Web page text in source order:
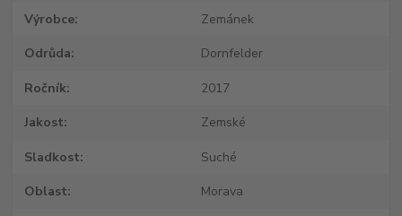
Výrobce Zemánek
Odrůda Dornfelder
Ročník 2017
Jakost Zemské
Sladkost Suché
Oblast Morava